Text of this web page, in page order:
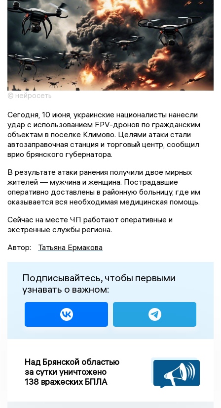
© нейросеть
Сегодня, 10 июня, украинские националисты нанесли
удар с использованием FPV-дронов по гражданским
объектам в поселке Климово. Целями атаки стали
автозаправочная станция и торговый центр, сообщил
врио брянского губернатора.
В результате атаки ранения получили двое мирных
жителей — мужчина и женщина. Пострадавшие
оперативно доставлены в районную больницу, где им
оказывается вся необходимая медицинская помощь.
Сейчас на месте ЧП работают оперативные и
экстренные службы региона.
Автор:
Татьяна Ермакова
Подписывайтесь, чтобы первыми
узнавать о важном:
Над Брянской областью
за сутки уничтожено
138 вражеских БПЛА